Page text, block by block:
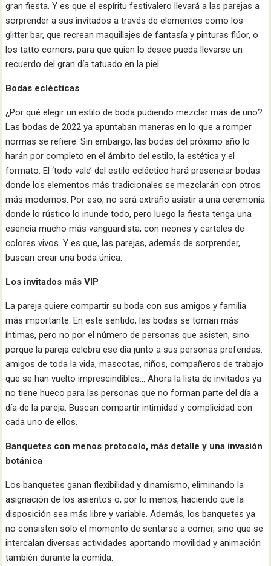
gran fiesta. Y es que el espíritu festivalero llevará a las parejas a
sorprender a sus invitados a través de elementos como los
glitter bar, que recrean maquillajes de fantasía y pinturas flúor, o
los tatto corners, para que quien lo desee pueda llevarse un
recuerdo del gran día tatuado en la piel.
Bodas eclécticas
¿Por qué elegir un estilo de boda pudiendo mezclar más de uno?
Las bodas de 2022 ya apuntaban maneras en lo que a romper
normas se refiere. Sin embargo, las bodas del próximo año lo
harán por completo en el ámbito del estilo, la estética y el
formato. El ‘todo vale’ del estilo ecléctico hará presenciar bodas
donde los elementos más tradicionales se mezclarán con otros
más modernos. Por eso, no será extraño asistir a una ceremonia
donde lo rústico lo inunde todo, pero luego la fiesta tenga una
esencia mucho más vanguardista, con neones y carteles de
colores vivos. Y es que, las parejas, además de sorprender,
buscan crear una boda única.
Los invitados más VIP
La pareja quiere compartir su boda con sus amigos y familia
más importante. En este sentido, las bodas se tornan más
íntimas, pero no por el número de personas que asisten, sino
porque la pareja celebra ese día junto a sus personas preferidas:
amigos de toda la vida, mascotas, niños, compañeros de trabajo
que se han vuelto imprescindibles… Ahora la lista de invitados ya
no tiene hueco para las personas que no forman parte del día a
día de la pareja. Buscan compartir intimidad y complicidad con
cada uno de ellos.
Banquetes con menos protocolo, más detalle y una invasión
botánica
Los banquetes ganan flexibilidad y dinamismo, eliminando la
asignación de los asientos o, por lo menos, haciendo que la
disposición sea más libre y variable. Además, los banquetes ya
no consisten solo el momento de sentarse a comer, sino que se
intercalan diversas actividades aportando movilidad y animación
también durante la comida.